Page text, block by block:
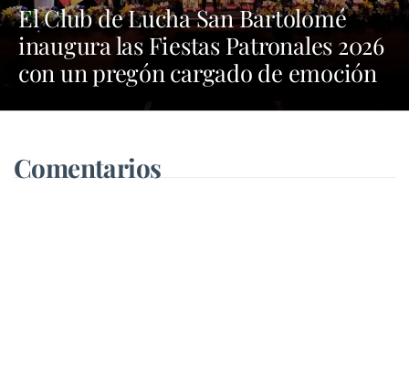
El Club de Lucha San Bartolomé
inaugura las Fiestas Patronales 2026
con un pregón cargado de emoción
Comentarios